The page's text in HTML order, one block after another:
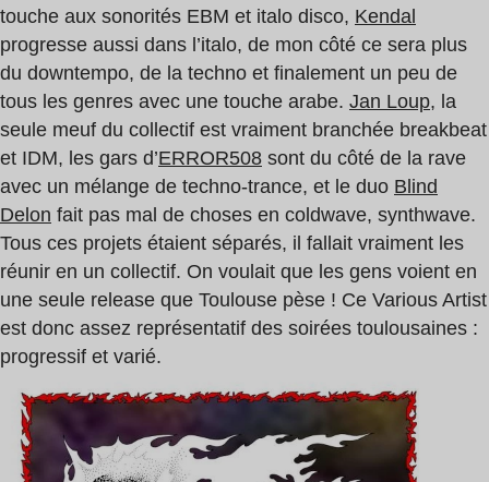
touche aux sonorités EBM et italo disco, Kendal
progresse aussi dans l’italo, de mon côté ce sera plus
du downtempo, de la techno et finalement un peu de
tous les genres avec une touche arabe. Jan Loup, la
seule meuf du collectif est vraiment branchée breakbeat
et IDM, les gars d’ERROR508 sont du côté de la rave
avec un mélange de techno-trance, et le duo Blind
Delon fait pas mal de choses en coldwave, synthwave.
Tous ces projets étaient séparés, il fallait vraiment les
réunir en un collectif. On voulait que les gens voient en
une seule release que Toulouse pèse ! Ce Various Artist
est donc assez représentatif des soirées toulousaines :
progressif et varié.